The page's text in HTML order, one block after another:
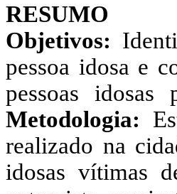
RESUMO
Objetivos:
pessoa idosa e
pessoas
Metodologia:
realizado na
idosas vítimas